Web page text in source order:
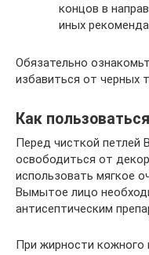
концов в
иных
Обязательно
избавиться от черных
Как
Перед чисткой петлей
освободиться от
использовать мягкое
Вымытое лицо
антисептическим
При жирности кожного